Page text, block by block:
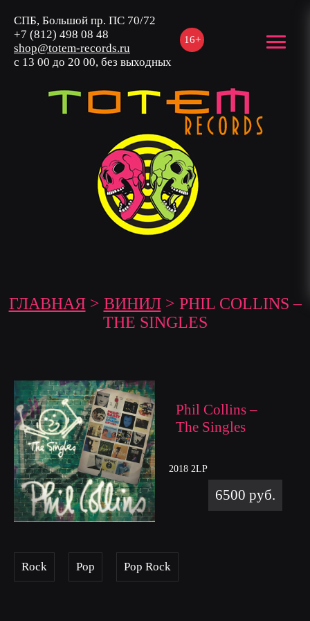
16+
СПБ, Большой пр. ПС 70/72
+7 (812) 498 08 48
shop@totem-records.ru
с 13 00 до 20 00, без выходных
ГЛАВНАЯ> ВИНИЛ> PHIL COLLINS –
THE SINGLES
Phil Collins –
The Singles
2018 2LP
6500 руб.
Rock Pop Pop Rock